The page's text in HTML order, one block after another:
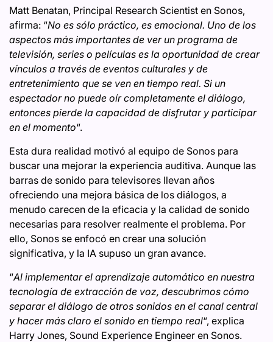
Matt Benatan, Principal Research Scientist en Sonos,
afirma: “No es sólo práctico, es emocional. Uno de los
aspectos más importantes de ver un programa de
televisión, series o películas es la oportunidad de crear
vínculos a través de eventos culturales y de
entretenimiento que se ven en tiempo real. Si un
espectador no puede oír completamente el diálogo,
entonces pierde la capacidad de disfrutar y participar
en el momento“.
Esta dura realidad motivó al equipo de Sonos para
buscar una mejorar la experiencia auditiva. Aunque las
barras de sonido para televisores llevan años
ofreciendo una mejora básica de los diálogos, a
menudo carecen de la eficacia y la calidad de sonido
necesarias para resolver realmente el problema. Por
ello, Sonos se enfocó en crear una solución
significativa, y la IA supuso un gran avance.
“Al implementar el aprendizaje automático en nuestra
tecnología de extracción de voz, descubrimos cómo
separar el diálogo de otros sonidos en el canal central
y hacer más claro el sonido en tiempo real“, explica
Harry Jones, Sound Experience Engineer en Sonos.